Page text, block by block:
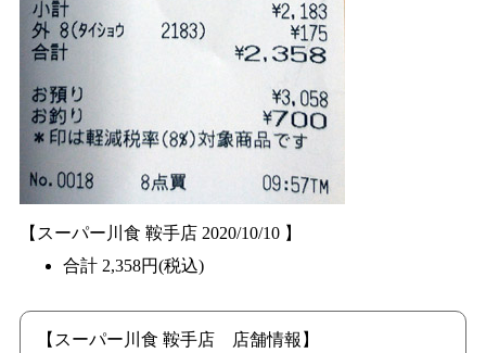
【スーパー川食 鞍手店 2020/10/10 】
合計 2,358円(税込)
【スーパー川食 鞍手店 店舗情報】